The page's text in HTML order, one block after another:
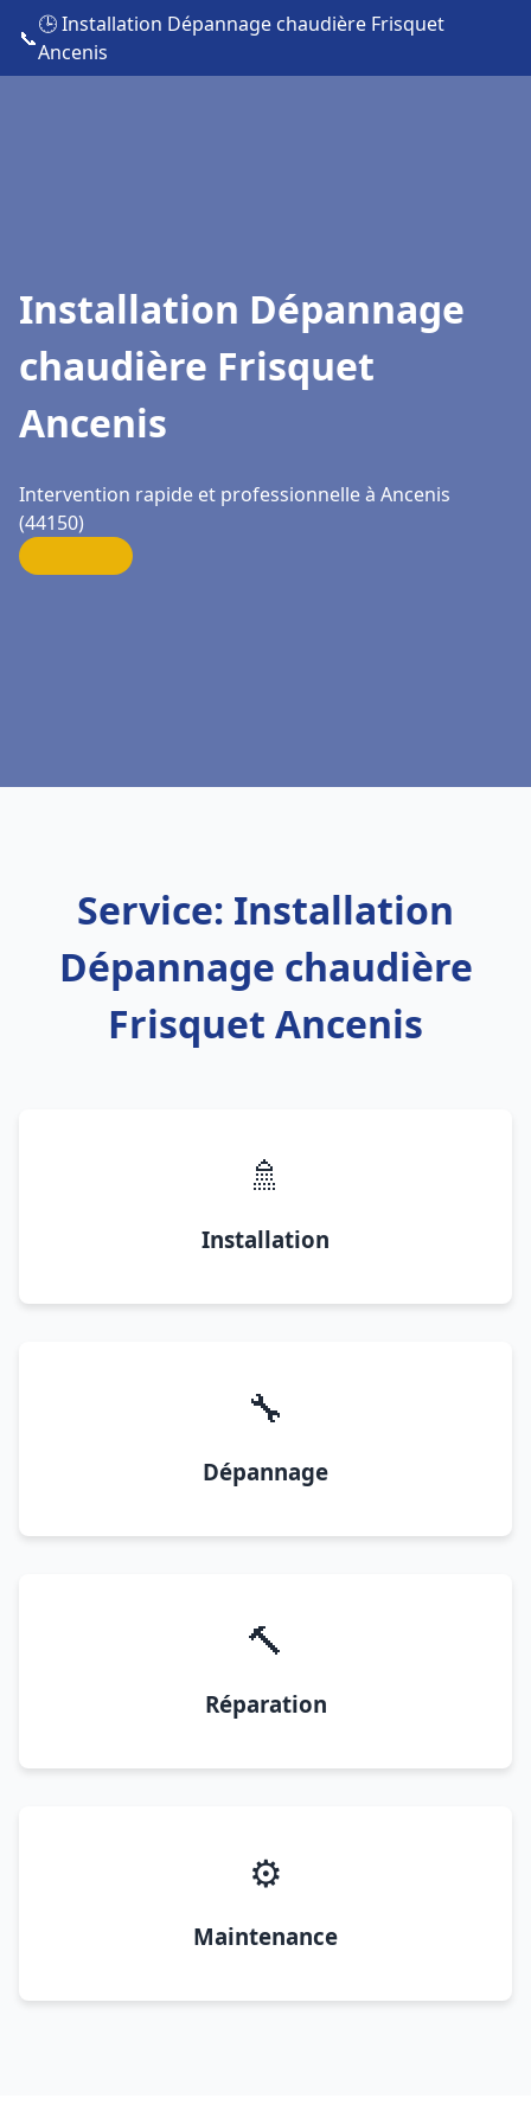
📞
🕒 Installation Dépannage chaudière Frisquet
Ancenis
Installation Dépannage
chaudière Frisquet
Ancenis
Intervention rapide et professionnelle à Ancenis
(44150)
Service: Installation
Dépannage chaudière
Frisquet Ancenis
🚿
Installation
🔧
Dépannage
🔨
Réparation
⚙️
Maintenance